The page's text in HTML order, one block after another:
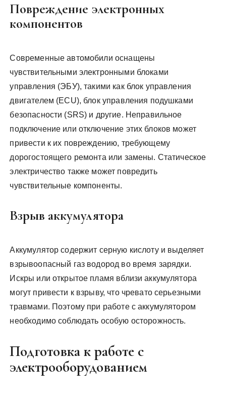
Повреждение электронных
компонентов
Современные автомобили оснащены
чувствительными электронными блоками
управления (ЭБУ), такими как блок управления
двигателем (ECU), блок управления подушками
безопасности (SRS) и другие. Неправильное
подключение или отключение этих блоков может
привести к их повреждению, требующему
дорогостоящего ремонта или замены. Статическое
электричество также может повредить
чувствительные компоненты.
Взрыв аккумулятора
Аккумулятор содержит серную кислоту и выделяет
взрывоопасный газ водород во время зарядки.
Искры или открытое пламя вблизи аккумулятора
могут привести к взрыву, что чревато серьезными
травмами. Поэтому при работе с аккумулятором
необходимо соблюдать особую осторожность.
Подготовка к работе с
электрооборудованием